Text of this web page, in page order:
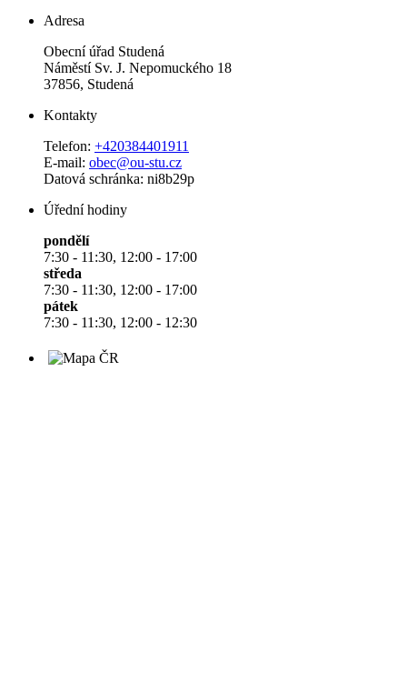
Adresa
Obecní úřad Studená
Náměstí Sv. J. Nepomuckého 18
37856, Studená
Kontakty
Telefon: +420384401911
E-mail: obec@ou-stu.cz
Datová schránka: ni8b29p
Úřední hodiny
pondělí
7:30 - 11:30, 12:00 - 17:00
středa
7:30 - 11:30, 12:00 - 17:00
pátek
7:30 - 11:30, 12:00 - 12:30